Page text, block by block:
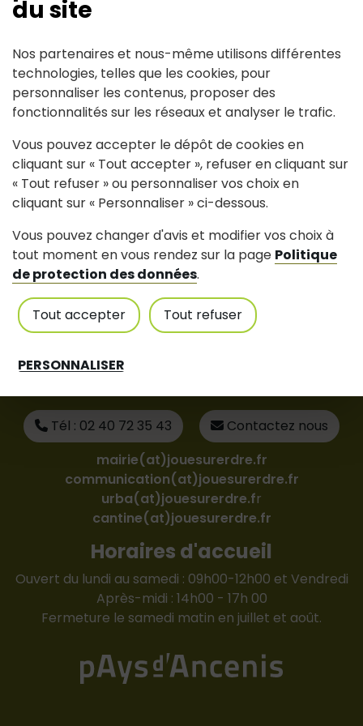
du site
Nos partenaires et nous-même utilisons différentes
technologies, telles que les cookies, pour
personnaliser les contenus, proposer des
fonctionnalités sur les réseaux et analyser le trafic.
Vous pouvez accepter le dépôt de cookies en
cliquant sur « Tout accepter », refuser en cliquant sur
« Tout refuser » ou personnaliser vos choix en
cliquant sur « Personnaliser » ci-dessous.
Vous pouvez changer d'avis et modifier vos choix à
tout moment en vous rendez sur la page Politique
de protection des données.
Tout accepter Tout refuser
PERSONNALISER
07.86.11.55.44
Suivez-nous
Partagez avec #jouesurerdre
Mairie de Joué-sur-Erdre
87 rue du Bocage - 44440 Joué-sur-Erdre
Tél : 02 40 72 35 43
Contactez nous
mairie(at)jouesurerdre.fr
communication(at)jouesurerdre.fr
urba(at)jouesurerdre.fr
cantine(at)jouesurerdre.fr
Horaires d'accueil
Ouvert du lundi au samedi : 09h00-12h00 et Vendredi
Après-midi : 14h00 - 17h 00
Fermeture le samedi matin en juillet et août.